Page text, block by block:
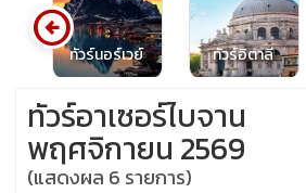
travel_explore
calendar_month
ทัวร์นอร์เวย์ ทัวร์อิตาลี
arrow_circle_left
ทัวร์อาเซอร์ไบจาน
พฤศจิกายน 2569
(แสดงผล 6 รายการ)